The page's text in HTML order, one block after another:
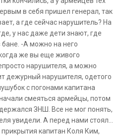
в себя пришел генерал, так
а где сейчас нарушитель? На
у нас даже дети знают, где
-А можно на него
же вы еще живого
нарушителя, а можно
дежурный нарушителя, одетого
с погонами капитана
смеяться армейцы, потом
ЗНШ. Все не мог понять,
увидели. А перед нами стоял…
капитан Коля Ким,